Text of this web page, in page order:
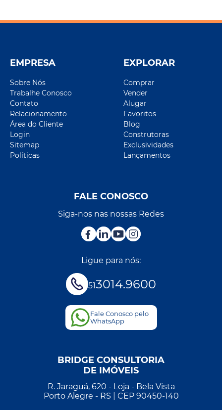
EMPRESA
Sobre Nós
Trabalhe Conosco
Contato
Relacionamento
Área do Cliente
Login
Sitemap
Políticas
EXPLORAR
Comprar
Vender
Alugar
Favoritos
Blog
Construtoras
Exclusividades
Lançamentos
FALE CONOSCO
Siga-nos nas nossas Redes
Ligue para nós:
513014.9600
Fale Conosco pelo
WhatsApp
BRIDGE CONSULTORIA
DE IMÓVEIS
R. Jaraguá, 620 - Loja - Bela Vista
Porto Alegre - RS | CEP 90450-140